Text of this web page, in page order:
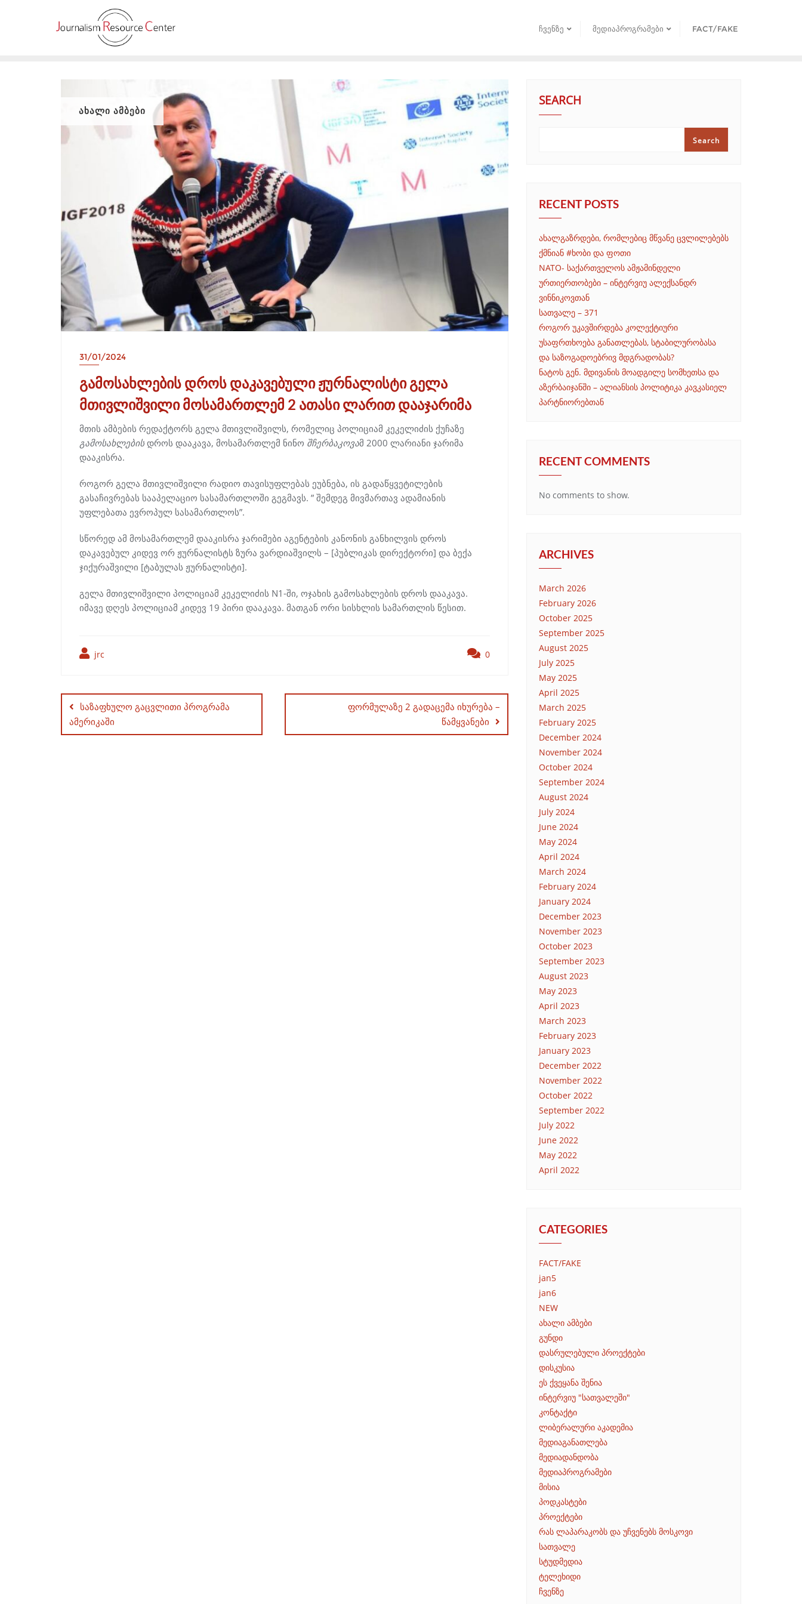
ᲩᲕᲔᲜᲖᲔ ᲛᲔᲓᲘᲐᲞᲠᲝᲒᲠᲐᲛᲔᲑᲘ FACT/FAKE
ᲐᲮᲐᲚᲘ ᲐᲛᲑᲔᲑᲘ
31/01/2024
გამოსახლების დროს დაკავებული ჟურნალისტი გელა
მთივლიშვილი მოსამართლემ 2 ათასი ლარით დააჯარიმა
მთის ამბების რედაქტორს გელა მთივლიშვილს, რომელიც პოლიციამ კეკელიძის ქუჩაზე
გამოსახლების დროს დააკავა, მოსამართლემ ნინო შჩერბაკოვამ 2000 ლარიანი ჯარიმა
დააკისრა.
როგორ გელა მთივლიშვილი რადიო თავისუფლებას ეუბნება, ის გადაწყვეტილების
გასაჩივრებას სააპელაციო სასამართლოში გეგმავს. ” შემდეგ მივმართავ ადამიანის
უფლებათა ევროპულ სასამართლოს”.
სწორედ ამ მოსამართლემ დააკისრა ჯარიმები აგენტების კანონის განხილვის დროს
დაკავებულ კიდევ ორ ჟურნალისტს ზურა ვარდიაშვილს – [პუბლიკას დირექტორი] და ბექა
ჯიქურაშვილი [ტაბულას ჟურნალისტი].
გელა მთივლიშვილი პოლიციამ კეკელიძის N1-ში, ოჯახის გამოსახლების დროს დააკავა.
იმავე დღეს პოლიციამ კიდევ 19 პირი დააკავა. მათგან ორი სისხლის სამართლის წესით.
jrc 0
Post
navigation
საზაფხულო გაცვლითი პროგრამა
ამერიკაში
ფორმულაზე 2 გადაცემა იხურება –
წამყვანები
SEARCH
Search
RECENT POSTS
ახალგაზრდები, რომლებიც მწვანე ცვლილებებს
ქმნიან #ხობი და ფოთი
NATO- საქართველოს ამჟამინდელი
ურთიერთობები – ინტერვიუ ალექსანდრ
ვინნიკოვთან
სათვალე – 371
როგორ უკავშირდება კოლექტიური
უსაფრთხოება განათლებას, სტაბილურობასა
და საზოგადოებრივ მდგრადობას?
ნატოს გენ. მდივანის მოადგილე სომხეთსა და
აზერბაიჯანში – ალიანსის პოლიტიკა კავკასიელ
პარტნიორებთან
RECENT COMMENTS
No comments to show.
ARCHIVES
March 2026
February 2026
October 2025
September 2025
August 2025
July 2025
May 2025
April 2025
March 2025
February 2025
December 2024
November 2024
October 2024
September 2024
August 2024
July 2024
June 2024
May 2024
April 2024
March 2024
February 2024
January 2024
December 2023
November 2023
October 2023
September 2023
August 2023
May 2023
April 2023
March 2023
February 2023
January 2023
December 2022
November 2022
October 2022
September 2022
July 2022
June 2022
May 2022
April 2022
CATEGORIES
FACT/FAKE
jan5
jan6
NEW
ახალი ამბები
გუნდი
დასრულებული პროექტები
დისკუსია
ეს ქვეყანა შენია
ინტერვიუ "სათვალეში"
კონტაქტი
ლიბერალური აკადემია
მედიაგანათლება
მედიადანდობა
მედიაპროგრამები
მისია
პოდკასტები
პროექტები
რას ლაპარაკობს და უჩვენებს მოსკოვი
სათვალე
სტუდმედია
ტელეხიდი
ჩვენზე